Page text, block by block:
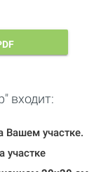
входит:
Вашем участке.
участке